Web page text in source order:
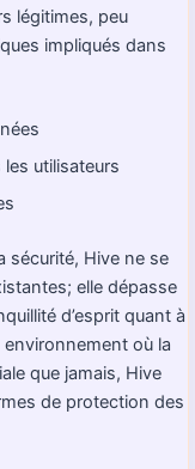
légitimes, peu
impliqués dans
utilisateurs
sécurité, Hive ne se
elle dépasse
d’esprit quant à
où la
que jamais, Hive
de protection des